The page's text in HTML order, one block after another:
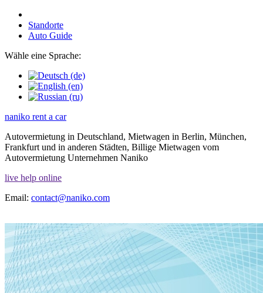
Standorte
Auto Guide
Wähle eine Sprache:
naniko rent a car
Autovermietung in Deutschland, Mietwagen in Berlin, München,
Frankfurt und in anderen Städten, Billige Mietwagen vom
Autovermietung Unternehmen Naniko
live help online
Email: contact@naniko.com